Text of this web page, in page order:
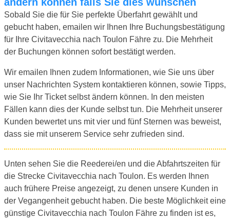
Sobald Sie die für Sie perfekte Überfahrt gewählt und
gebucht haben, emailen wir Ihnen Ihre Buchungsbestätigung
für Ihre Civitavecchia nach Toulon Fähre zu. Die Mehrheit
der Buchungen können sofort bestätigt werden.
Wir emailen Ihnen zudem Informationen, wie Sie uns über
unser Nachrichten System kontaktieren können, sowie Tipps,
wie Sie Ihr Ticket selbst ändern können. In den meisten
Fällen kann dies der Kunde selbst tun. Die Mehrheit unserer
Kunden bewertet uns mit vier und fünf Sternen was beweist,
dass sie mit unserem Service sehr zufrieden sind.
Unten sehen Sie die Reederei/en und die Abfahrtszeiten für
die Strecke Civitavecchia nach Toulon. Es werden Ihnen
auch frühere Preise angezeigt, zu denen unsere Kunden in
der Vegangenheit gebucht haben. Die beste Möglichkeit eine
günstige Civitavecchia nach Toulon Fähre zu finden ist es,